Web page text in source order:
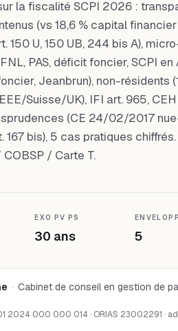
la fiscalité SCPI 2026 :
(vs 18,6 % capital
150 U, 150 UB, 244 bis A),
PAS, déficit foncier, SCPI
Jeanbrun), non-résidents
Suisse/UK), IFI art. 965,
(CE 24/02/2017
bis), 5 cas pratiques
/ Carte T.
EXO PV PS
30 ans 5
· Cabinet de conseil en gestion de
2024 000 000 014 · ORIAS 23002291 ·